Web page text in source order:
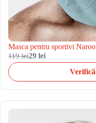
Masca pentru sportivi
119 lei29 lei